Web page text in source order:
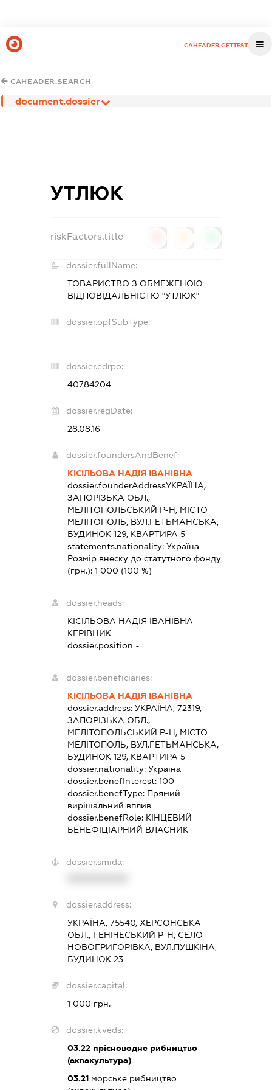
CAHEADER.GETTEST
CAHEADER.SEARCH
document.dossier
УТЛЮК
riskFactors.title
dossier.fullName:
ТОВАРИСТВО З ОБМЕЖЕНОЮ
ВІДПОВІДАЛЬНІСТЮ "УТЛЮК"
dossier.opfSubType:
-
dossier.edrpo:
40784204
dossier.regDate:
28.08.16
dossier.foundersAndBenef:
КІСІЛЬОВА НАДІЯ ІВАНІВНА
dossier.founderAddressУКРАЇНА,
ЗАПОРІЗЬКА ОБЛ.,
МЕЛІТОПОЛЬСЬКИЙ Р-Н, МІСТО
МЕЛІТОПОЛЬ, ВУЛ.ГЕТЬМАНСЬКА,
БУДИНОК 129, КВАРТИРА 5
statements.nationality: Україна
Розмір внеску до статутного фонду
(грн.): 1 000 (100 %)
dossier.heads:
КІСІЛЬОВА НАДІЯ ІВАНІВНА -
КЕРІВНИК
dossier.position -
dossier.beneficiaries:
КІСІЛЬОВА НАДІЯ ІВАНІВНА
dossier.address: УКРАЇНА, 72319,
ЗАПОРІЗЬКА ОБЛ.,
МЕЛІТОПОЛЬСЬКИЙ Р-Н, МІСТО
МЕЛІТОПОЛЬ, ВУЛ.ГЕТЬМАНСЬКА,
БУДИНОК 129, КВАРТИРА 5
dossier.nationality: Україна
dossier.benefInterest: 100
dossier.benefType: Прямий
вирішальний вплив
dossier.benefRole: КІНЦЕВИЙ
БЕНЕФІЦІАРНИЙ ВЛАСНИК
dossier.smida:
dossier.address:
УКРАЇНА, 75540, ХЕРСОНСЬКА
ОБЛ., ГЕНІЧЕСЬКИЙ Р-Н, СЕЛО
НОВОГРИГОРІВКА, ВУЛ.ПУШКІНА,
БУДИНОК 23
dossier.capital:
1 000 грн.
dossier.kveds:
03.22прісноводне рибництво
(аквакультура)
03.21морське рибництво